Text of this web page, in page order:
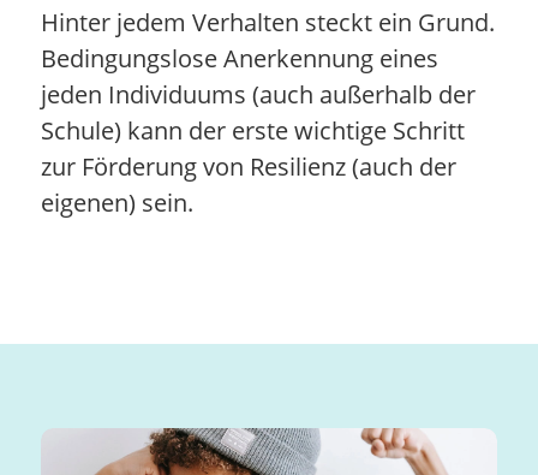
Hinter jedem Verhalten steckt ein Grund.
Bedingungslose Anerkennung eines
jeden Individuums (auch außerhalb der
Schule) kann der erste wichtige Schritt
zur Förderung von Resilienz (auch der
eigenen) sein.